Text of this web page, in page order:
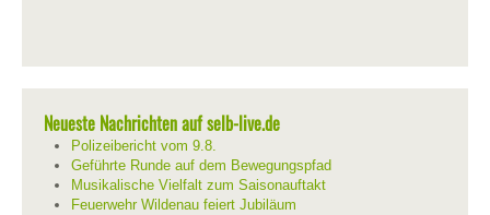
Neueste Nachrichten auf selb-live.de
Polizeibericht vom 9.8.
Geführte Runde auf dem Bewegungspfad
Musikalische Vielfalt zum Saisonauftakt
Feuerwehr Wildenau feiert Jubiläum